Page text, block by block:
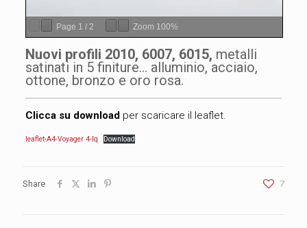
Page 1 / 2 Zoom 100%
Nuovi profili 2010, 6007, 6015, metalli
satinati in 5 finiture… alluminio, acciaio,
ottone, bronzo e oro rosa.
Clicca su download per scaricare il leaflet.
leaflet-A4-Voyager 4-lq Download
Share 7